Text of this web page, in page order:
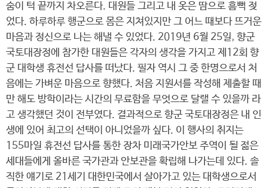
숨이 턱 끝까지 차오른다. 대원들 그리고 내 옷은 땀으로 흠뻑 젖
었다. 하루하루 행군으로 몸은 지쳐있지만 그 어느 때보다 뜨거운
마음과 정신으로 나는 해낼 수 있었다. 2019년 6월 25일, 향군
국토대장정에 참가한 대원들은 각자의 생각을 가지고 제12회 향
군 대학생 휴전선 답사를 떠났다. 필자 역시 그 중 한명으로서 처
음에는 가벼운 마음으로 향했다. 처음 지원서를 작성해 제출할 때
만 해도 방학이라는 시간의 무료함을 무엇으로 달랠 수 있을까 라
고 생각했던 것이 전부였다. 결과적으로 향군 국토대장정은 내 인
생에 있어 최고의 선택이 아니었을까 싶다. 이 행사의 취지는
155마일 휴전선 답사를 통한 장차 미래국가안보 주역이 될 젊은
세대들에게 올바른 국가관과 안보관을 확립해 나가는데 있다. 솔
직한 얘기로 21세기 대한민국에서 살아가고 있는 대학생으로서